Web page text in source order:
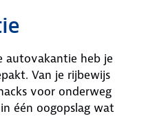
autovakantie heb je
Van je rijbewijs
voor onderweg
één oogopslag wat